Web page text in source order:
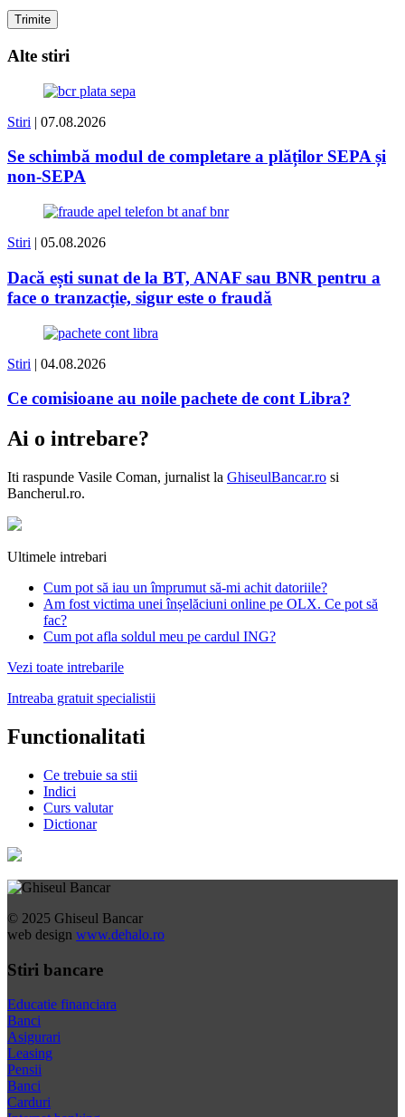
Alte stiri
Stiri | 07.08.2026
Se schimbă modul de completare a plăților SEPA și
non-SEPA
Stiri | 05.08.2026
Dacă ești sunat de la BT, ANAF sau BNR pentru a
face o tranzacție, sigur este o fraudă
Stiri | 04.08.2026
Ce comisioane au noile pachete de cont Libra?
Ai o intrebare?
Iti raspunde Vasile Coman, jurnalist la GhiseulBancar.ro si
Bancherul.ro.
Ultimele intrebari
Cum pot să iau un împrumut să-mi achit datoriile?
Am fost victima unei înșelăciuni online pe OLX. Ce pot să
fac?
Cum pot afla soldul meu pe cardul ING?
Vezi toate intrebarile
Intreaba gratuit specialistii
Functionalitati
Ce trebuie sa stii
Indici
Curs valutar
Dictionar
© 2025 Ghiseul Bancar
web design www.dehalo.ro
Stiri bancare
Educatie financiara
Banci
Asigurari
Leasing
Pensii
Banci
Carduri